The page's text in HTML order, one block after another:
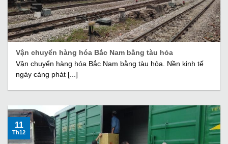
Vận chuyển hàng hóa Bắc Nam bằng tàu hỏa
Vận chuyển hàng hóa Bắc Nam bằng tàu hỏa. Nền kinh tế
ngày càng phát [...]
11
Th12